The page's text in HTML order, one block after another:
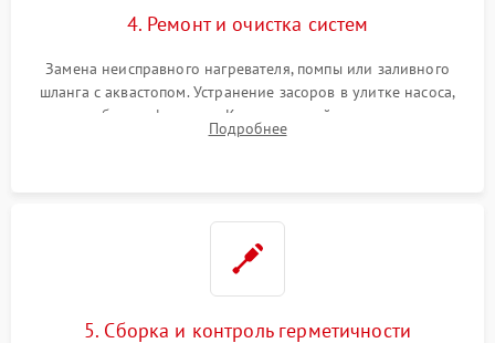
4. Ремонт и очистка систем
Замена неисправного нагревателя, помпы или заливного
шланга с аквастопом. Устранение засоров в улитке насоса,
патрубках и фильтрах. Компонентный ремонт платы
управления, восстановление поврежденной проводки.
Подробнее
5. Сборка и контроль герметичности